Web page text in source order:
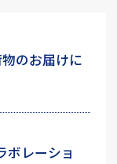
のお届けに
ボレーショ